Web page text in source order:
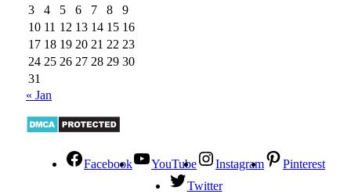
3
4 5 6 7 8
9
10 11 12 13 14 15 16
17 18 19 20 21 22 23
24 25 26 27 28 29 30
31
« Jan
Facebook YouTube Instagram
Pinterest
Twitter